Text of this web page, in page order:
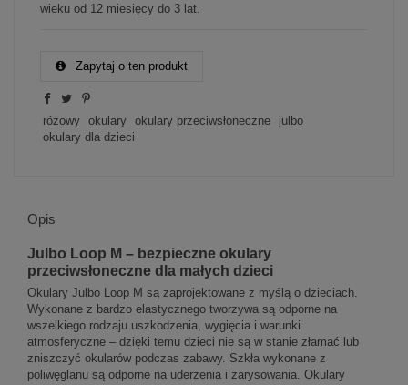
wieku od 12 miesięcy do 3 lat.
Zapytaj o ten produkt
różowy okulary okulary przeciwsłoneczne
julbo
okulary dla dzieci
Opis
Julbo Loop M – bezpieczne okulary
przeciwsłoneczne dla małych dzieci
Okulary Julbo Loop M są zaprojektowane z myślą o dzieciach.
Wykonane z bardzo elastycznego tworzywa są odporne na
wszelkiego rodzaju uszkodzenia, wygięcia i warunki
atmosferyczne – dzięki temu dzieci nie są w stanie złamać lub
zniszczyć okularów podczas zabawy. Szkła wykonane z
poliwęglanu są odporne na uderzenia i zarysowania. Okulary